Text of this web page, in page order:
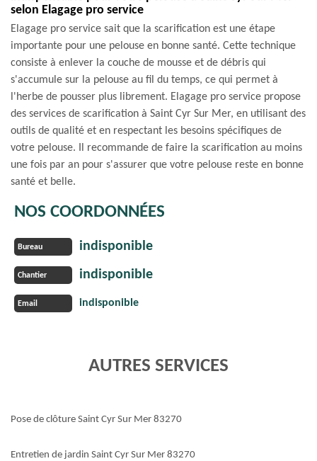
selon Elagage pro service
Elagage pro service sait que la scarification est une étape
importante pour une pelouse en bonne santé. Cette technique
consiste à enlever la couche de mousse et de débris qui
s'accumule sur la pelouse au fil du temps, ce qui permet à
l'herbe de pousser plus librement. Elagage pro service propose
des services de scarification à Saint Cyr Sur Mer, en utilisant des
outils de qualité et en respectant les besoins spécifiques de
votre pelouse. Il recommande de faire la scarification au moins
une fois par an pour s'assurer que votre pelouse reste en bonne
santé et belle.
NOS COORDONNÉES
Bureau indisponible
Chantier indisponible
Email indisponible
AUTRES SERVICES
Pose de clôture Saint Cyr Sur Mer 83270
Entretien de jardin Saint Cyr Sur Mer 83270